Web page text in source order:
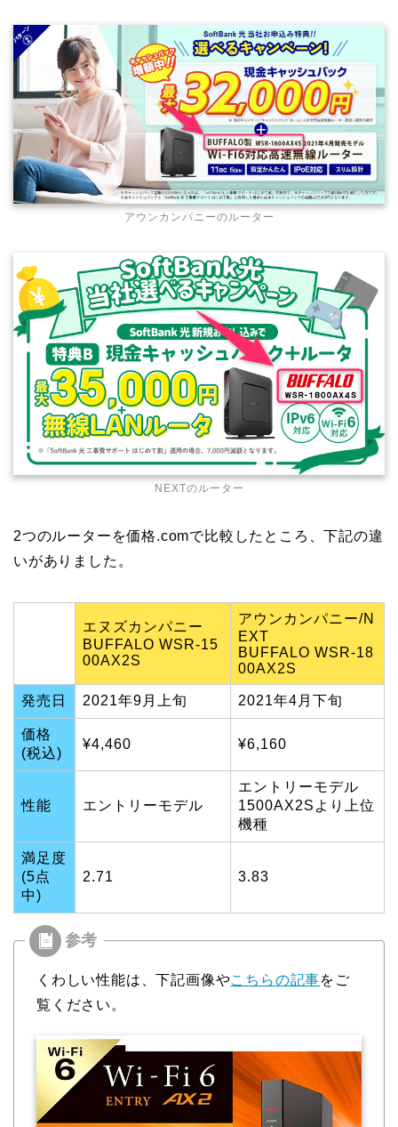
アウンカンパニーのルーター
NEXTのルーター
2つのルーターを価格.comで比較したところ、下記の違
いがありました。
エヌズカンパニー
BUFFALO WSR-15
00AX2S
アウンカンパニー/N
EXT
BUFFALO WSR-18
00AX2S
発売日 2021年9月上旬 2021年4月下旬
価格
(税込)
¥4,460 ¥6,160
性能 エントリーモデル
エントリーモデル
1500AX2Sより上位
機種
満足度
(5点
中)
2.71 3.83
くわしい性能は、下記画像やこちらの記事をご
覧ください。